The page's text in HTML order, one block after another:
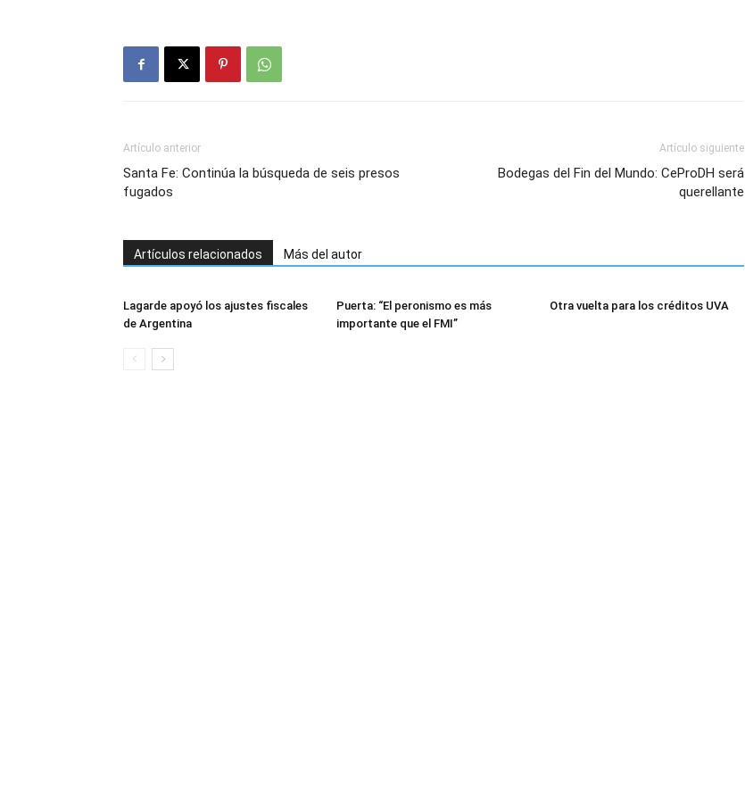
Artículo anterior
Santa Fe: Continúa la búsqueda de seis presos
fugados
Artículo siguiente
Bodegas del Fin del Mundo: CeProDH será
querellante
Artículos relacionados Más del autor
Lagarde apoyó los ajustes fiscales
de Argentina
Puerta: “El peronismo es más
importante que el FMI”
Otra vuelta para los créditos UVA